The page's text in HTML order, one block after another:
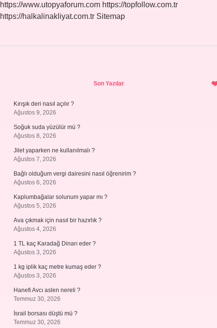
https://www.utopyaforum.com https://topfollow.com.tr
https://halkalinakliyat.com.tr Sitemap
Son Yazılar
Kırışık deri nasıl açılır ?
Ağustos 9, 2026
Soğuk suda yüzülür mü ?
Ağustos 8, 2026
Jilet yaparken ne kullanılmalı ?
Ağustos 7, 2026
Bağlı olduğum vergi dairesini nasıl öğrenirim ?
Ağustos 6, 2026
Kaplumbağalar solunum yapar mı ?
Ağustos 5, 2026
Ava çıkmak için nasıl bir hazırlık ?
Ağustos 4, 2026
1 TL kaç Karadağ Dinarı eder ?
Ağustos 3, 2026
1 kg iplik kaç metre kumaş eder ?
Ağustos 3, 2026
Hanefi Avcı aslen nereli ?
Temmuz 30, 2026
İsrail borsası düştü mü ?
Temmuz 30, 2026